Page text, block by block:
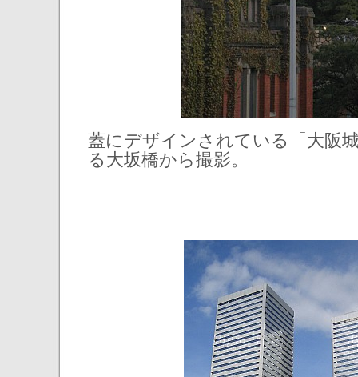
蓋にデザインされている「大阪
る大坂橋から撮影。